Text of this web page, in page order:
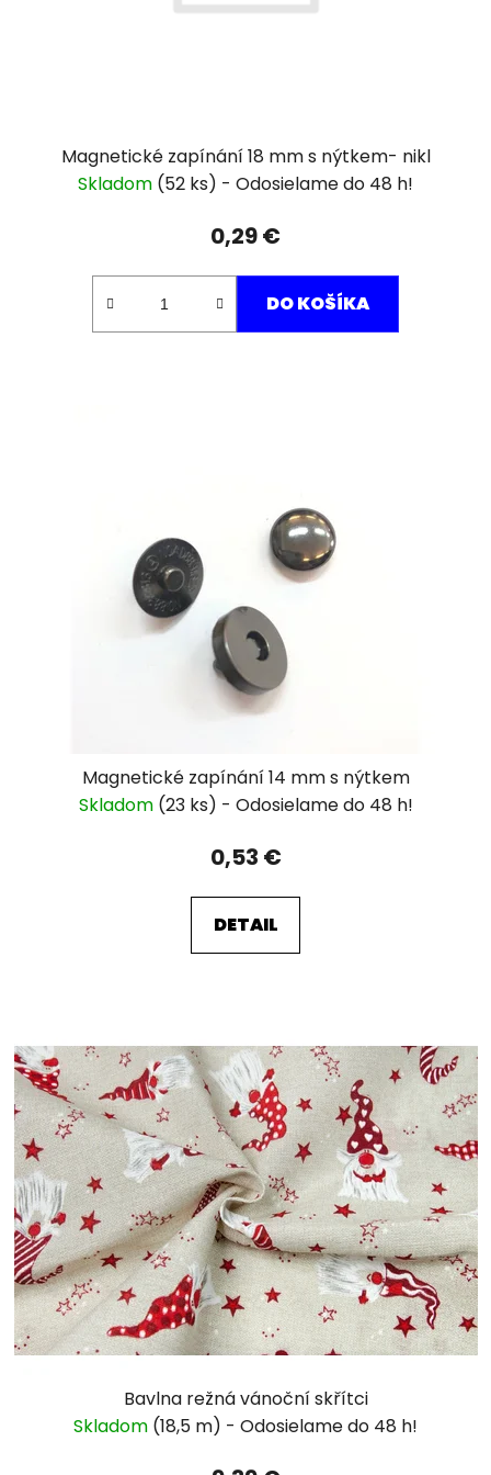
Magnetické zapínání 18 mm s nýtkem- nikl
Skladom (52 ks)
0,29 €
DO KOŠÍKA
Magnetické zapínání 14 mm s nýtkem
Skladom (23 ks)
0,53 €
DETAIL
Bavlna režná vánoční skřítci
Skladom (18,5 m)